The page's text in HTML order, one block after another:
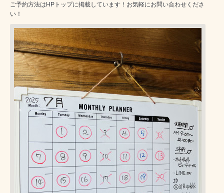
ご予約方法はHPトップに掲載しています！お気軽にお問い合わせくださ
い！